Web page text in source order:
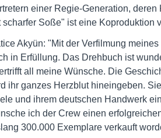
einer Regie-Generation,
scharfer Soße" ist eine Koproduktion
Akyün: "Mit der Verfilmung
in Erfüllung. Das Drehbuch ist
all meine Wünsche. Die
ihr ganzes Herzblut hineingeben.
und ihrem deutschen Handwerk
ich der Crew einen
300.000 Exemplare verkauft